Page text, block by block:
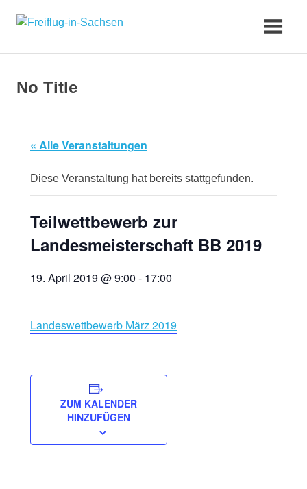
Inhalt
in-
No Title
« Alle Veranstaltungen
Diese Veranstaltung hat bereits stattgefunden.
Teilwettbewerb zur
Landesmeisterschaft BB 2019
19. April 2019 @ 9:00 - 17:00
Landeswettbewerb März 2019
ZUM KALENDER
HINZUFÜGEN